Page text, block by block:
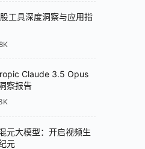
pypdf
工具深度洞察与应用指
Claude 3.5 Opus
察报告
元大模型：开启视频生
元